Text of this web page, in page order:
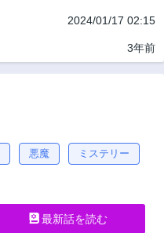
2024/01/17 02:15
3年前
悪魔 ミステリー
最新話を読む